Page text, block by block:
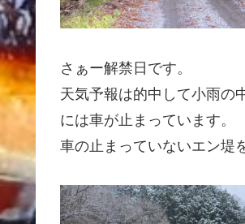
さぁー解禁日です。
天気予報は的中して小雨の
には車が止まっています。
車の止まっていないエン堤